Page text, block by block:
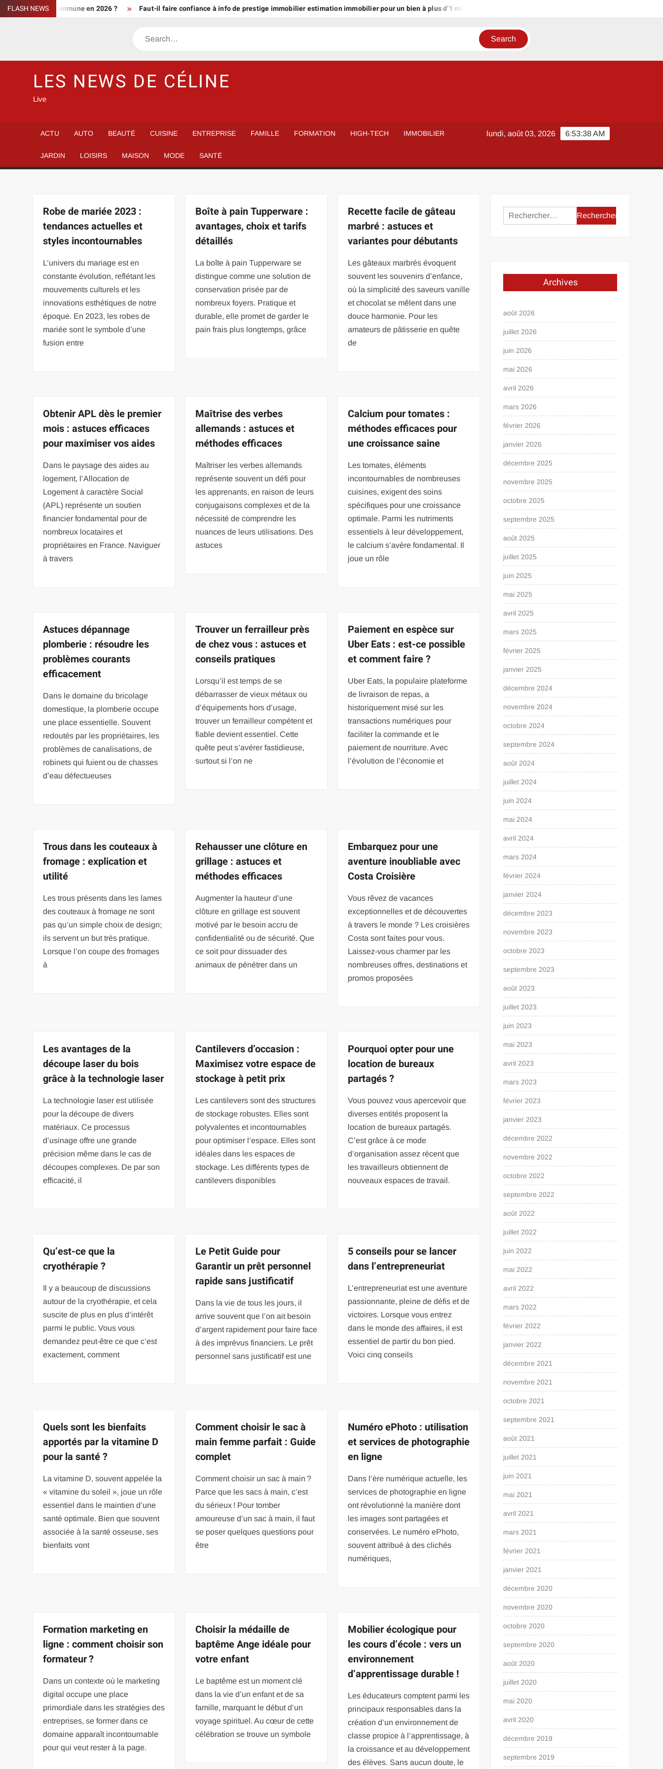
Skip
to
FLASH NEWS
d’une commune en 2026 ? Faut-il faire confiance à info de prestige immobilier estimation immobilier pour un bien à plus d’1 million d’euros ?
Search
LES NEWS DE CÉLINE
Live
ACTU AUTO BEAUTÉ CUISINE ENTREPRISE FAMILLE FORMATION HIGH-TECH IMMOBILIER
JARDIN LOISIRS MAISON MODE SANTÉ
6:53:38 AM
lundi, août 03, 2026
Robe de mariée 2023 :
tendances actuelles et
styles incontournables
L’univers du mariage est en
constante évolution, reflétant les
mouvements culturels et les
innovations esthétiques de notre
époque. En 2023, les robes de
mariée sont le symbole d’une
fusion entre
Boîte à pain Tupperware :
avantages, choix et tarifs
détaillés
La boîte à pain Tupperware se
distingue comme une solution de
conservation prisée par de
nombreux foyers. Pratique et
durable, elle promet de garder le
pain frais plus longtemps, grâce
Recette facile de gâteau
marbré : astuces et
variantes pour débutants
Les gâteaux marbrés évoquent
souvent les souvenirs d’enfance,
où la simplicité des saveurs vanille
et chocolat se mêlent dans une
douce harmonie. Pour les
amateurs de pâtisserie en quête
de
Obtenir APL dès le premier
mois : astuces efficaces
pour maximiser vos aides
Dans le paysage des aides au
logement, l’Allocation de
Logement à caractère Social
(APL) représente un soutien
financier fondamental pour de
nombreux locataires et
propriétaires en France. Naviguer
à travers
Maîtrise des verbes
allemands : astuces et
méthodes efficaces
Maîtriser les verbes allemands
représente souvent un défi pour
les apprenants, en raison de leurs
conjugaisons complexes et de la
nécessité de comprendre les
nuances de leurs utilisations. Des
astuces
Calcium pour tomates :
méthodes efficaces pour
une croissance saine
Les tomates, éléments
incontournables de nombreuses
cuisines, exigent des soins
spécifiques pour une croissance
optimale. Parmi les nutriments
essentiels à leur développement,
le calcium s’avère fondamental. Il
joue un rôle
Astuces dépannage
plomberie : résoudre les
problèmes courants
efficacement
Dans le domaine du bricolage
domestique, la plomberie occupe
une place essentielle. Souvent
redoutés par les propriétaires, les
problèmes de canalisations, de
robinets qui fuient ou de chasses
d’eau défectueuses
Trouver un ferrailleur près
de chez vous : astuces et
conseils pratiques
Lorsqu’il est temps de se
débarrasser de vieux métaux ou
d’équipements hors d’usage,
trouver un ferrailleur compétent et
fiable devient essentiel. Cette
quête peut s’avérer fastidieuse,
surtout si l’on ne
Paiement en espèce sur
Uber Eats : est-ce possible
et comment faire ?
Uber Eats, la populaire plateforme
de livraison de repas, a
historiquement misé sur les
transactions numériques pour
faciliter la commande et le
paiement de nourriture. Avec
l’évolution de l’économie et
Trous dans les couteaux à
fromage : explication et
utilité
Les trous présents dans les lames
des couteaux à fromage ne sont
pas qu’un simple choix de design;
ils servent un but très pratique.
Lorsque l’on coupe des fromages
à
Rehausser une clôture en
grillage : astuces et
méthodes efficaces
Augmenter la hauteur d’une
clôture en grillage est souvent
motivé par le besoin accru de
confidentialité ou de sécurité. Que
ce soit pour dissuader des
animaux de pénétrer dans un
Embarquez pour une
aventure inoubliable avec
Costa Croisière
Vous rêvez de vacances
exceptionnelles et de découvertes
à travers le monde ? Les croisières
Costa sont faites pour vous.
Laissez-vous charmer par les
nombreuses offres, destinations et
promos proposées
Les avantages de la
découpe laser du bois
grâce à la technologie laser
La technologie laser est utilisée
pour la découpe de divers
matériaux. Ce processus
d’usinage offre une grande
précision même dans le cas de
découpes complexes. De par son
efficacité, il
Cantilevers d’occasion :
Maximisez votre espace de
stockage à petit prix
Les cantilevers sont des structures
de stockage robustes. Elles sont
polyvalentes et incontournables
pour optimiser l’espace. Elles sont
idéales dans les espaces de
stockage. Les différents types de
cantilevers disponibles
Pourquoi opter pour une
location de bureaux
partagés ?
Vous pouvez vous apercevoir que
diverses entités proposent la
location de bureaux partagés.
C’est grâce à ce mode
d’organisation assez récent que
les travailleurs obtiennent de
nouveaux espaces de travail.
Qu’est-ce que la
cryothérapie ?
Il y a beaucoup de discussions
autour de la cryothérapie, et cela
suscite de plus en plus d’intérêt
parmi le public. Vous vous
demandez peut-être ce que c’est
exactement, comment
Le Petit Guide pour
Garantir un prêt personnel
rapide sans justificatif
Dans la vie de tous les jours, il
arrive souvent que l’on ait besoin
d’argent rapidement pour faire face
à des imprévus financiers. Le prêt
personnel sans justificatif est une
5 conseils pour se lancer
dans l’entrepreneuriat
L’entrepreneuriat est une aventure
passionnante, pleine de défis et de
victoires. Lorsque vous entrez
dans le monde des affaires, il est
essentiel de partir du bon pied.
Voici cinq conseils
Quels sont les bienfaits
apportés par la vitamine D
pour la santé ?
La vitamine D, souvent appelée la
« vitamine du soleil », joue un rôle
essentiel dans le maintien d’une
santé optimale. Bien que souvent
associée à la santé osseuse, ses
bienfaits vont
Comment choisir le sac à
main femme parfait : Guide
complet
Comment choisir un sac à main ?
Parce que les sacs à main, c’est
du sérieux ! Pour tomber
amoureuse d’un sac à main, il faut
se poser quelques questions pour
être
Numéro ePhoto : utilisation
et services de photographie
en ligne
Dans l’ère numérique actuelle, les
services de photographie en ligne
ont révolutionné la manière dont
les images sont partagées et
conservées. Le numéro ePhoto,
souvent attribué à des clichés
numériques,
Formation marketing en
ligne : comment choisir son
formateur ?
Dans un contexte où le marketing
digital occupe une place
primordiale dans les stratégies des
entreprises, se former dans ce
domaine apparaît incontournable
pour qui veut rester à la page.
Choisir la médaille de
baptême Ange idéale pour
votre enfant
Le baptême est un moment clé
dans la vie d’un enfant et de sa
famille, marquant le début d’un
voyage spirituel. Au cœur de cette
célébration se trouve un symbole
Mobilier écologique pour
les cours d’école : vers un
environnement
d’apprentissage durable !
Les éducateurs comptent parmi les
principaux responsables dans la
création d’un environnement de
classe propice à l’apprentissage, à
la croissance et au développement
des élèves. Sans aucun doute, le
Rechercher :
Archives
août 2026
juillet 2026
juin 2026
mai 2026
avril 2026
mars 2026
février 2026
janvier 2026
décembre 2025
novembre 2025
octobre 2025
septembre 2025
août 2025
juillet 2025
juin 2025
mai 2025
avril 2025
mars 2025
février 2025
janvier 2025
décembre 2024
novembre 2024
octobre 2024
septembre 2024
août 2024
juillet 2024
juin 2024
mai 2024
avril 2024
mars 2024
février 2024
janvier 2024
décembre 2023
novembre 2023
octobre 2023
septembre 2023
août 2023
juillet 2023
juin 2023
mai 2023
avril 2023
mars 2023
février 2023
janvier 2023
décembre 2022
novembre 2022
octobre 2022
septembre 2022
août 2022
juillet 2022
juin 2022
mai 2022
avril 2022
mars 2022
février 2022
janvier 2022
décembre 2021
novembre 2021
octobre 2021
septembre 2021
août 2021
juillet 2021
juin 2021
mai 2021
avril 2021
mars 2021
février 2021
janvier 2021
décembre 2020
novembre 2020
octobre 2020
septembre 2020
août 2020
juillet 2020
mai 2020
avril 2020
décembre 2019
septembre 2019